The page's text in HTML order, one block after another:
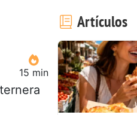
15 min
Artículos